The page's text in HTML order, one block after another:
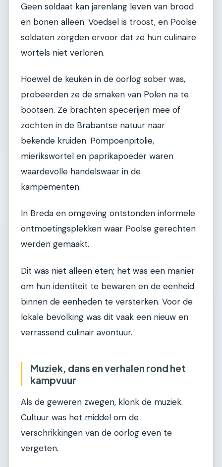
Geen soldaat kan jarenlang leven van brood
en bonen alleen. Voedsel is troost, en Poolse
soldaten zorgden ervoor dat ze hun culinaire
wortels niet verloren.
Hoewel de keuken in de oorlog sober was,
probeerden ze de smaken van Polen na te
bootsen. Ze brachten specerijen mee of
zochten in de Brabantse natuur naar
bekende kruiden. Pompoenpitolie,
mierikswortel en paprikapoeder waren
waardevolle handelswaar in de
kampementen.
In Breda en omgeving ontstonden informele
ontmoetingsplekken waar Poolse gerechten
werden gemaakt.
Dit was niet alleen eten; het was een manier
om hun identiteit te bewaren en de eenheid
binnen de eenheden te versterken. Voor de
lokale bevolking was dit vaak een nieuw en
verrassend culinair avontuur.
Muziek, dans en verhalen rond het
kampvuur
Als de geweren zwegen, klonk de muziek.
Cultuur was het middel om de
verschrikkingen van de oorlog even te
vergeten.